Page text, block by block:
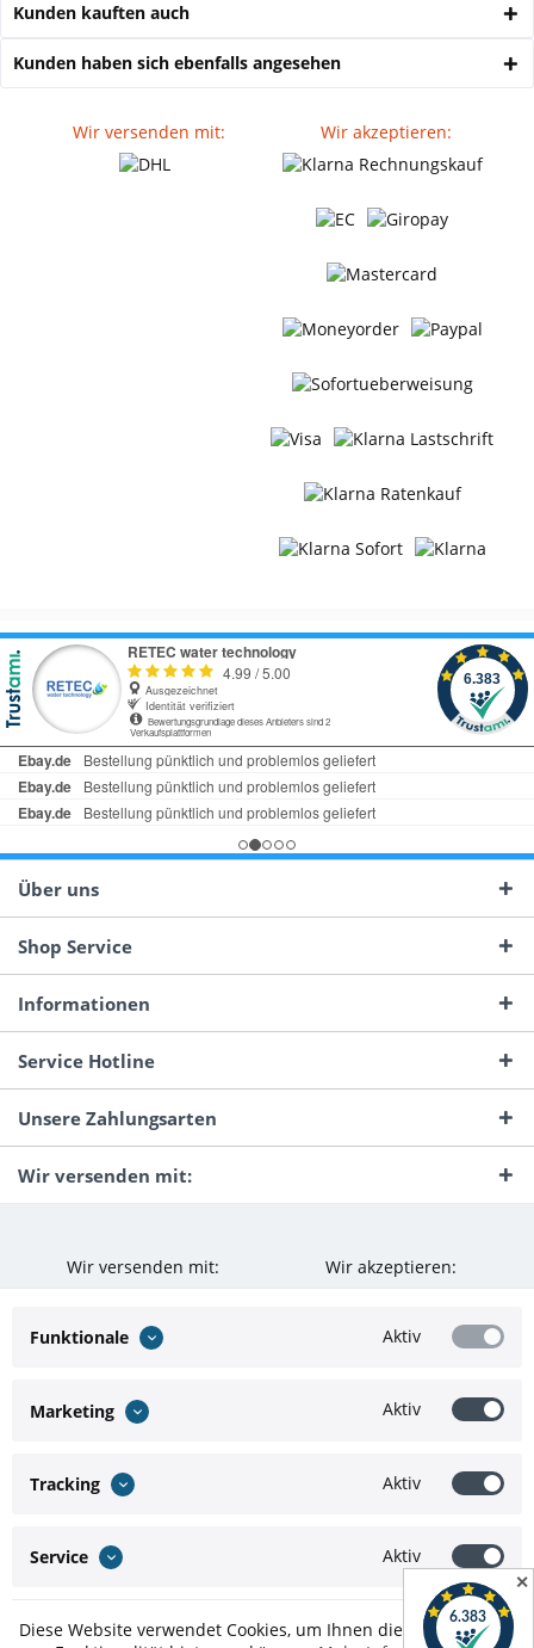
Kunden kauften auch
Kunden haben sich ebenfalls angesehen
✕
Wir versenden mit: Wir akzeptieren:
Über uns
Shop Service
Informationen
Service Hotline
Unsere Zahlungsarten
Wir versenden mit:
Wir versenden mit: Wir akzeptieren:
Funktionale Aktiv
Marketing Aktiv
Tracking Aktiv
Service Aktiv
Diese Website verwendet Cookies, um Ihnen die bestmögliche